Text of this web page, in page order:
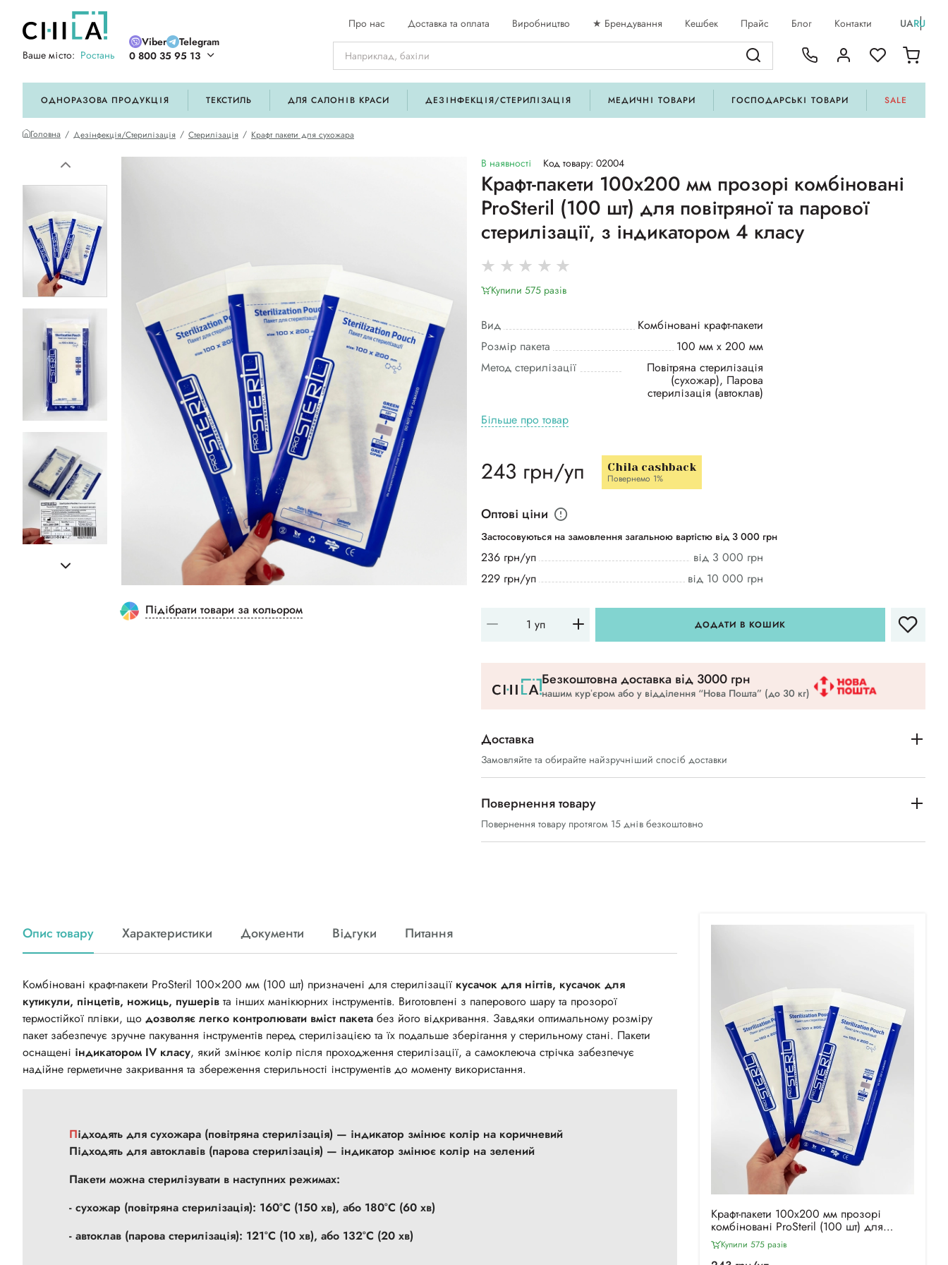
Ваше місто: Ростань
Viber
Telegram
0 800 35 95 13
Про нас Доставка та оплата Виробництво ★ Брендування Кешбек Прайс Блог Контакти UARU
ОДНОРАЗОВА ПРОДУКЦІЯ ТЕКСТИЛЬ ДЛЯ САЛОНІВ КРАСИ ДЕЗІНФЕКЦІЯ/СТЕРИЛІЗАЦІЯ МЕДИЧНІ ТОВАРИ ГОСПОДАРСЬКІ ТОВАРИ SALE
Головна Дезінфекція/Стерилізація Стерилізація Крафт пакети для сухожара
Підібрати товари за кольором
В наявності Код товару: 02004
Крафт-пакети 100х200 мм прозорі комбіновані
ProSteril (100 шт) для повітряної та парової
стерилізації, з індикатором 4 класу
Купили 575 разiв
Вид
Комбіновані крафт-пакети
Розмір пакета
100 мм х 200 мм
Метод стерилізації
Повітряна стерилізація
(сухожар), Парова
стерилізація (автоклав)
Більше про товар
243 грн/уп Chila cashback
Повернемо 1%
Оптові ціни
Застосовуються на замовлення загальною вартістю від 3 000 грн
236 грн/уп
від 3 000 грн
229 грн/уп
від 10 000 грн
ДОДАТИ В КОШИК
Безкоштовна доставка вiд 3000 грн
нашим курʼєром або у відділення “Нова Пошта” (до 30 кг)
Доставка
Замовляйте та обирайте найзручніший спосіб доставки
Повернення товару
Повернення товару протягом 15 днів безкоштовно
Опис товару Характеристики Документи Відгуки Питання
Комбіновані крафт-пакети ProSteril 100×200 мм (100 шт) призначені для стерилізації кусачок для нігтів, кусачок для
кутикули, пінцетів, ножиць, пушерів та інших манікюрних інструментів. Виготовлені з паперового шару та прозорої
термостійкої плівки, що дозволяє легко контролювати вміст пакета без його відкривання. Завдяки оптимальному розміру
пакет забезпечує зручне пакування інструментів перед стерилізацією та їх подальше зберігання у стерильному стані. Пакети
оснащені індикатором IV класу, який змінює колір після проходження стерилізації, а самоклеюча стрічка забезпечує
надійне герметичне закривання та збереження стерильності інструментів до моменту використання.
Підходять для сухожара (повітряна стерилізація) — індикатор змінює колір на коричневий
Підходять для автоклавів (парова стерилізація) — індикатор змінює колір на зелений
Пакети можна стерилізувати в наступних режимах:
- сухожар (повітряна стерилізація): 160°С (150 хв), або 180°С (60 хв)
- автоклав (парова стерилізація): 121°С (10 хв), або 132°С (20 хв)
Крафт-пакети 100х200 мм прозорі
комбіновані ProSteril (100 шт) для
повітряної та парової стерилізації, з
індикатором 4 класу
Купили 575 разiв